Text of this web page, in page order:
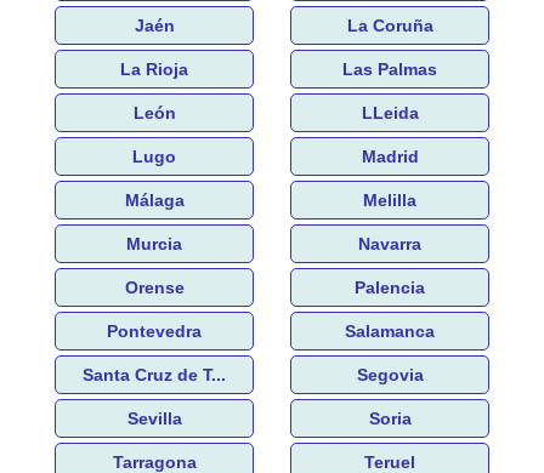
Jaén La Coruña
La Rioja Las Palmas
León LLeida
Lugo Madrid
Málaga Melilla
Murcia Navarra
Orense Palencia
Pontevedra Salamanca
Santa Cruz de T... Segovia
Sevilla Soria
Tarragona Teruel